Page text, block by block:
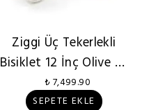
Ziggi Üç Tekerlekli
Bisiklet 12 İnç Olive İlk
2 Yaş+
₺ 7,499.90
SEPETE EKLE